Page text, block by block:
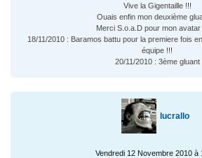
Vive la Gigentaille !!!
Ouais enfin mon deuxième
Merci S.o.a.D pour mon avatar
18/11/2010 : Baramos battu pour la premiere fois
équipe !!!
20/11/2010 : 3ème gluant
lucrallo
Vendredi 12 Novembre 2010 à